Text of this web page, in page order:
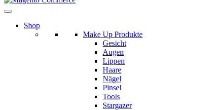
Shop
Make Up Produkte
Gesicht
Augen
Lippen
Haare
Nägel
Pinsel
Tools
Stargazer